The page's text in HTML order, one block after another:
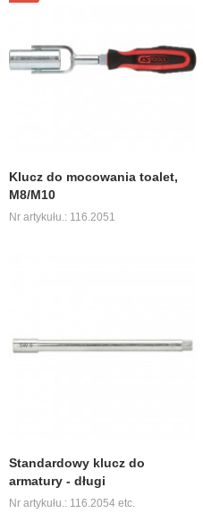
Klucz do mocowania toalet,
M8/M10
Nr artykułu.: 116.2051
Standardowy klucz do
armatury - długi
Nr artykułu.: 116.2054 etc.